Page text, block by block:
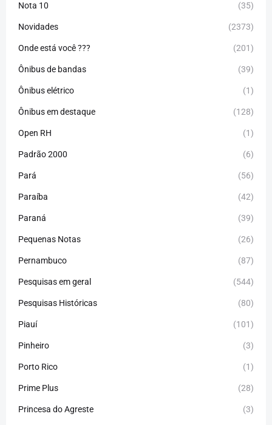
Nota 10 (35)
Novidades (2373)
Onde está você ??? (201)
Ônibus de bandas (39)
Ônibus elétrico (1)
Ônibus em destaque (128)
Open RH (1)
Padrão 2000 (6)
Pará (56)
Paraíba (42)
Paraná (39)
Pequenas Notas (26)
Pernambuco (87)
Pesquisas em geral (544)
Pesquisas Históricas (80)
Piauí (101)
Pinheiro (3)
Porto Rico (1)
Prime Plus (28)
Princesa do Agreste (3)